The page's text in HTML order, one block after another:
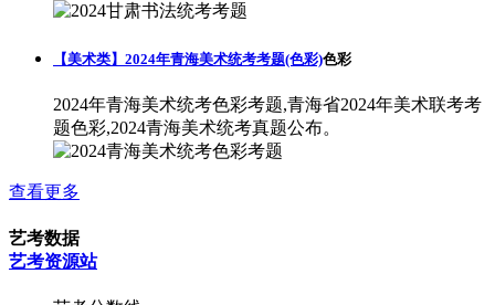
【美术类】2024年青海美术统考考题(色彩)色彩
2024年青海美术统考色彩考题,青海省2024年美术联考考
题色彩,2024青海美术统考真题公布。
查看更多
艺考数据
艺考资源站